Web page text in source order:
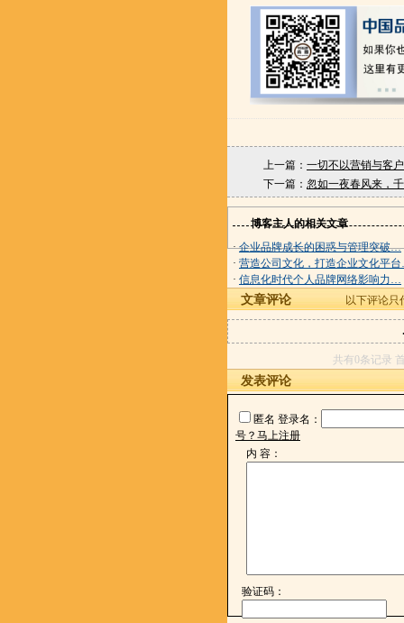
上一篇： 一切不以营销与客
下一篇： 忽如一夜春风来，
博客主人的相关文章
·企业品牌成长的困惑与管理突破…
· 营造公司文化，打造企业文化平
· 信息化时代个人品牌网络影响力…
文章评论 以下评论只
共有0条记录
发表评论
匿名 登录名：
号？马上注册
内 容：
验证码：